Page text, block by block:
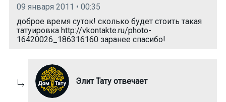
09 января 2011 • 00:35
доброе время суток! сколько будет стоить такая
татуировка http://vkontakte.ru/photo-
16420026_186316160 заранее спасибо!
Элит Тату отвечает